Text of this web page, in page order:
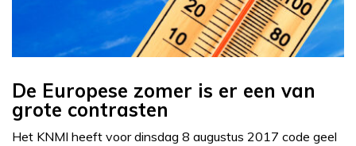
De Europese zomer is er een van
grote contrasten
Het KNMI heeft voor dinsdag 8 augustus 2017 code geel